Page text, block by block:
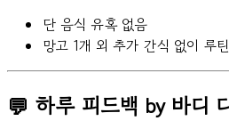
단 음식 유혹 없음
망고 1개 외 추가 간식 없이 루
💬 하루 피드백 by 바디